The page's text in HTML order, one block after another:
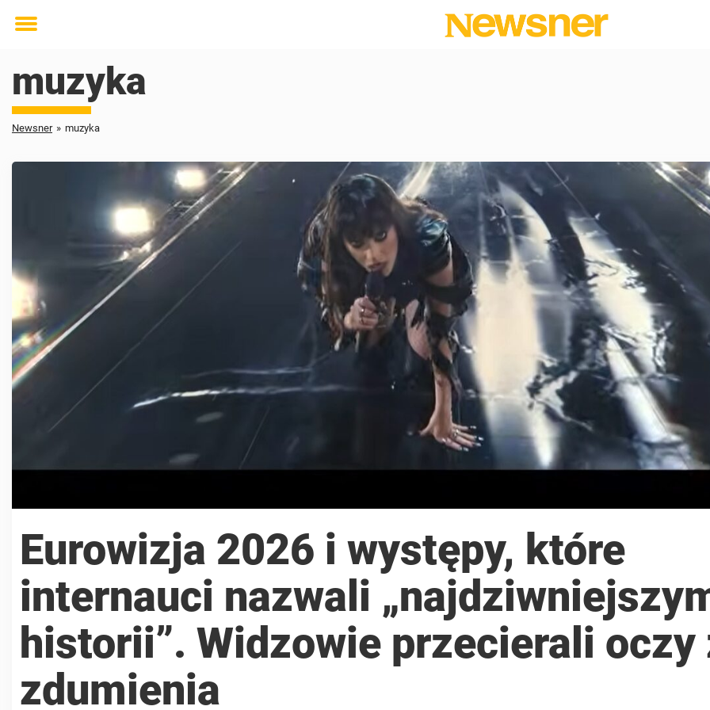
Toggle
muzyka
Newsner » muzyka
Eurowizja 2026 i występy, które
internauci nazwali
historii”. Widzowie przecierali oczy
zdumienia